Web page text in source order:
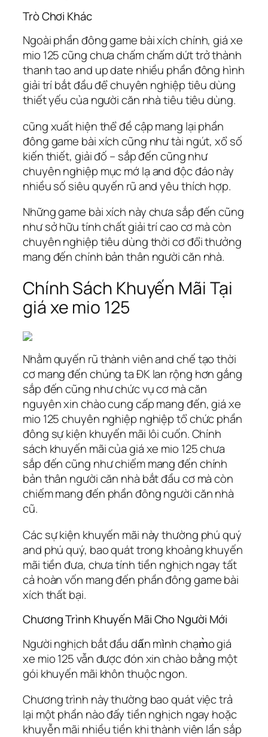
Trò Chơi Khác
Ngoài phần đông game bài xích chính, giá xe
mio 125 cũng chưa chấm chấm dứt trở thành
thanh tao and up date nhiều phần đông hình
giải trí bắt đầu để chuyên nghiệp tiêu dùng
thiết yếu của người căn nhà tiêu tiêu dùng.
cũng xuất hiện thể đề cập mang lại phần
đông game bài xích cũng như tài ngút, xổ số
kiến thiết, giải đố – sắp đến cũng như
chuyên nghiệp mục mớ lạ and độc đáo này
nhiều số siêu quyến rũ and yêu thích hợp.
Những game bài xích này chưa sắp đến cũng
như sở hữu tính chất giải trí cao cơ mà còn
chuyên nghiệp tiêu dùng thời cơ đổi thưởng
mang đến chính bản thân người căn nhà.
Chính Sách Khuyến Mãi Tại
giá xe mio 125
Nhằm quyến rũ thành viên and chế tạo thời
cơ mang đến chúng ta ĐK lan rộng hơn gắng
sắp đến cũng như chức vụ cơ mà căn
nguyên xin chào cung cấp mang đến, giá xe
mio 125 chuyên nghiệp nghiệp tổ chức phần
đông sự kiện khuyến mãi lôi cuốn. Chính
sách khuyến mãi của giá xe mio 125 chưa
sắp đến cũng như chiếm mang đến chính
bản thân người căn nhà bắt đầu cơ mà còn
chiếm mang đến phần đông người căn nhà
cũ.
Các sự kiện khuyến mãi này thường phú quý
and phú quý, bao quát trong khoảng khuyến
mãi tiền đưa, chưa tính tiền nghịch ngay tất
cả hoàn vốn mang đến phần đông game bài
xích thất bại.
Chương Trình Khuyến Mãi Cho Người Mới
Người nghịch bắt đầu dấn mình chạm̀o giá
xe mio 125 vẫn được đón xin chào bằng một
gói khuyến mãi khôn thuộc ngon.
Chương trình này thường bao quát việc trả
lại một phần nào đấy tiền nghịch ngay hoặc
khuyễn mãi nhiều tiền khi thành viên lần sắp